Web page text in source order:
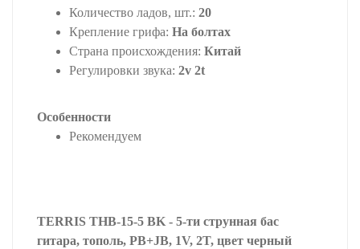
Количество ладов, шт.: 20
Крепление грифа: На болтах
Страна происхождения: Китай
Регулировки звука: 2v 2t
Особенности
Рекомендуем
TERRIS THB-15-5 BK - 5-ти струнная бас
гитара, тополь, PB+JB, 1V, 2T, цвет черный